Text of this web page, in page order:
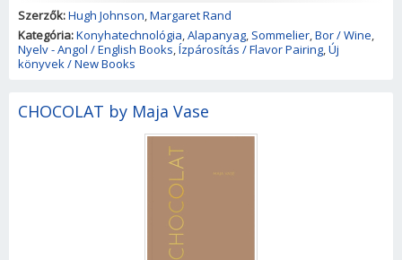
Szerzők:Hugh Johnson,Margaret Rand
Kategória:Konyhatechnológia,Alapanyag, Sommelier,Bor / Wine,
Nyelv - Angol / English Books,Ízpárosítás / Flavor Pairing,Új
könyvek / New Books
CHOCOLAT by Maja Vase